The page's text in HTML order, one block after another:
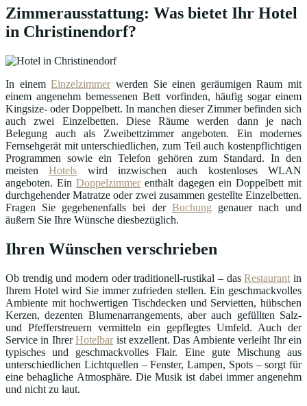
Zimmerausstattung: Was bietet Ihr Hotel
in Christinendorf?
In einemEinzelzimmerwerden Sie einen geräumigen Raum mit
einem angenehm bemessenen Bett vorfinden, häufig sogar einem
Kingsize- oder Doppelbett. In manchen dieser Zimmer befinden sich
auch zwei Einzelbetten. Diese Räume werden dann je nach
Belegung auch als Zweibettzimmer angeboten. Ein modernes
Fernsehgerät mit unterschiedlichen, zum Teil auch kostenpflichtigen
Programmen sowie ein Telefon gehören zum Standard. In den
meistenHotels wird inzwischen auch kostenloses WLAN
angeboten. EinDoppelzimmerenthält dagegen ein Doppelbett mit
durchgehender Matratze oder zwei zusammen gestellte Einzelbetten.
Fragen Sie gegebenenfalls bei der Buchung genauer nach und
äußern Sie Ihre Wünsche diesbezüglich.
Ihren Wünschen verschrieben
Ob trendig und modern oder traditionell-rustikal – dasRestaurant in
Ihrem Hotel wird Sie immer zufrieden stellen. Ein geschmackvolles
Ambiente mit hochwertigen Tischdecken und Servietten, hübschen
Kerzen, dezenten Blumenarrangements, aber auch gefüllten Salz-
und Pfefferstreuern vermitteln ein gepflegtes Umfeld. Auch der
Service in IhrerHotelbarist exzellent. Das Ambiente verleiht Ihr ein
typisches und geschmackvolles Flair. Eine gute Mischung aus
unterschiedlichen Lichtquellen – Fenster, Lampen, Spots – sorgt für
eine behagliche Atmosphäre. Die Musik ist dabei immer angenehm
und nicht zu laut.